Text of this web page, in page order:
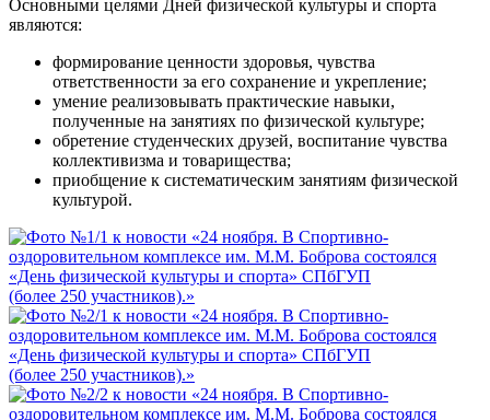
Основными целями Дней физической культуры и спорта
являются:
формирование ценности здоровья, чувства
ответственности за его сохранение и укрепление;
умение реализовывать практические навыки,
полученные на занятиях по физической культуре;
обретение студенческих друзей, воспитание чувства
коллективизма и товарищества;
приобщение к систематическим занятиям физической
культурой.